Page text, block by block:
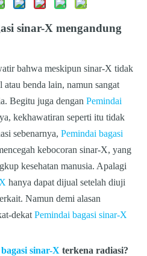
sinar-X mengandung
bahwa meskipun sinar-X tidak
benda lain, namun sangat
Begitu juga dengan Pemindai
kekhawatiran seperti itu tidak
sebenarnya, Pemindai bagasi
kebocoran sinar-X, yang
kesehatan manusia. Apalagi
hanya dapat dijual setelah diuji
Namun demi alasan
dekat Pemindai bagasi sinar-X
sinar-X terkena radiasi?